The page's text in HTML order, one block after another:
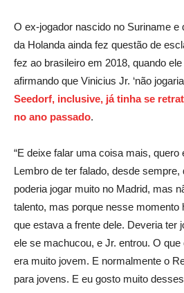
O ex-jogador nascido no Suriname e
da Holanda ainda fez questão de
fez ao brasileiro em 2018, quando
afirmando que Vinicius Jr. ‘não
Seedorf, inclusive, já tinha se
no ano passado.
“E deixe falar uma coisa mais,
Lembro de ter falado, desde
poderia jogar muito no Madrid, mas
talento, mas porque nesse momento
que estava a frente dele. Deveria ter
ele se machucou, e Jr. entrou. O
era muito jovem. E normalmente o
para jovens. E eu gosto muito